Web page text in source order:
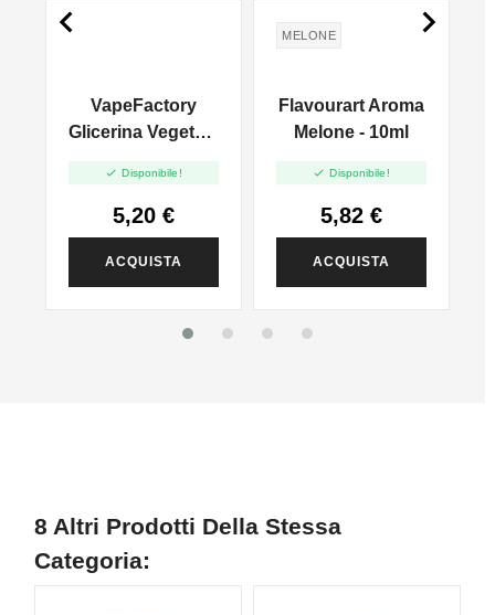
VapeFactory
Glicerina Vegetale
 Disponibile!
5,20 €
ACQUISTA
MELONE
Flavourart Aroma
Melone - 10ml
 Disponibile!
5,82 €
ACQUISTA
 
8 Altri Prodotti Della Stessa
Categoria: